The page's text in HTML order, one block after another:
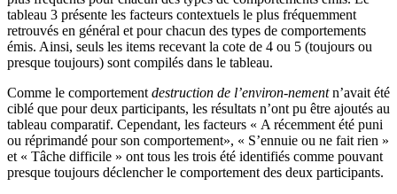
tableau 3 présente les facteurs contextuels le plus fréquemment
retrouvés en général et pour chacun des types de comportements
émis. Ainsi, seuls les items recevant la cote de 4 ou 5 (toujours ou
presque toujours) sont compilés dans le tableau.
Comme le comportement destruction de l’environ-nementn’avait été
ciblé que pour deux participants, les résultats n’ont pu être ajoutés au
tableau comparatif. Cependant, les facteurs « A récemment été puni
ou réprimandé pour son comportement», « S’ennuie ou ne fait rien »
et « Tâche difficile » ont tous les trois été identifiés comme pouvant
presque toujours déclencher le comportement des deux participants.